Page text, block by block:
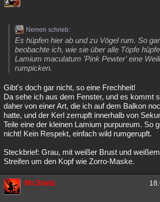
Nemon schrieb:
Es hüpfen hier ab und zu Vögel rum. So
beobachte ich, wie sie über alle Töpfe
Lamium maculatum 'Pink Pewter' eine
rumpicken.
Gibt's doch gar nicht, so eine Frechheit!
Da sehe ich aus dem Fenster, und es kommt
daher von einer Art, die ich auf dem Balkon
hatte, und der Kerl zerrupft innerhalb von
Teile eine der kleinen Lamium purpureum. So
nicht! Kein Respekt, einfach wild rumgerupft.
Steckbrief: Grau, mit weißer Brust und
Streifen um den Kopf wie Zorro-Maske.
Mr.Stielz